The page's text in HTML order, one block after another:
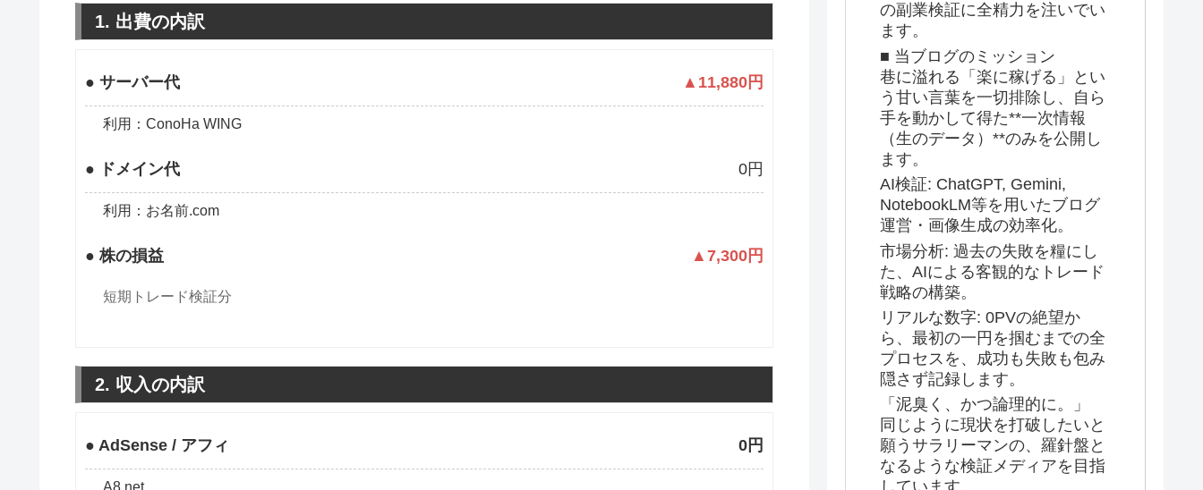
1. 出費の内訳
● サーバー代 ▲11,880円
利用：ConoHa WING
● ドメイン代 0円
利用：お名前.com
● 株の損益 ▲7,300円
短期トレード検証分
2. 収入の内訳
● AdSense / アフィ 0円
A8.net
の副業検証に全精力を注いでい
ます。
■ 当ブログのミッション
巷に溢れる「楽に稼げる」とい
う甘い言葉を一切排除し、自ら
手を動かして得た**一次情報
（生のデータ）**のみを公開し
ます。
AI検証: ChatGPT, Gemini,
NotebookLM等を用いたブログ
運営・画像生成の効率化。
市場分析: 過去の失敗を糧にし
た、AIによる客観的なトレード
戦略の構築。
リアルな数字: 0PVの絶望か
ら、最初の一円を掴むまでの全
プロセスを、成功も失敗も包み
隠さず記録します。
「泥臭く、かつ論理的に。」
同じように現状を打破したいと
願うサラリーマンの、羅針盤と
なるような検証メディアを目指